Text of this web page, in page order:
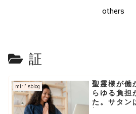
others
証
miri′sblog
聖霊様が働
らゆる負担
た。サタン